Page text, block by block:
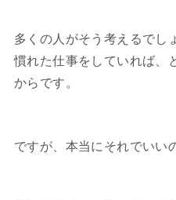
多くの人がそう考えるでし
慣れた仕事をしていれば、
からです。
ですが、本当にそれでいい